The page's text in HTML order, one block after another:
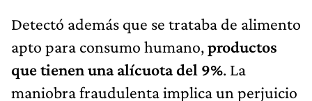
Detectó además que se trataba de alimento
apto para consumo humano,productos
que tienen una alícuota del 9%. La
maniobra fraudulenta implica un perjuicio